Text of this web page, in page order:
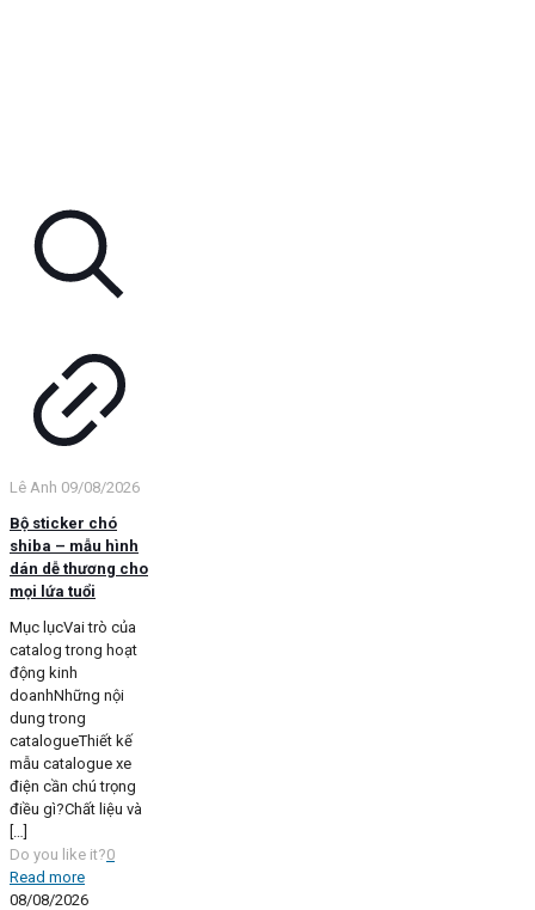
Lê Anh 09/08/2026
Bộ sticker chó
shiba – mẫu hình
dán dễ thương cho
mọi lứa tuổi
Mục lụcVai trò của
catalog trong hoạt
động kinh
doanhNhững nội
dung trong
catalogueThiết kế
mẫu catalogue xe
điện cần chú trọng
điều gì?Chất liệu và
[…]
Do you like it?0
Read more
08/08/2026